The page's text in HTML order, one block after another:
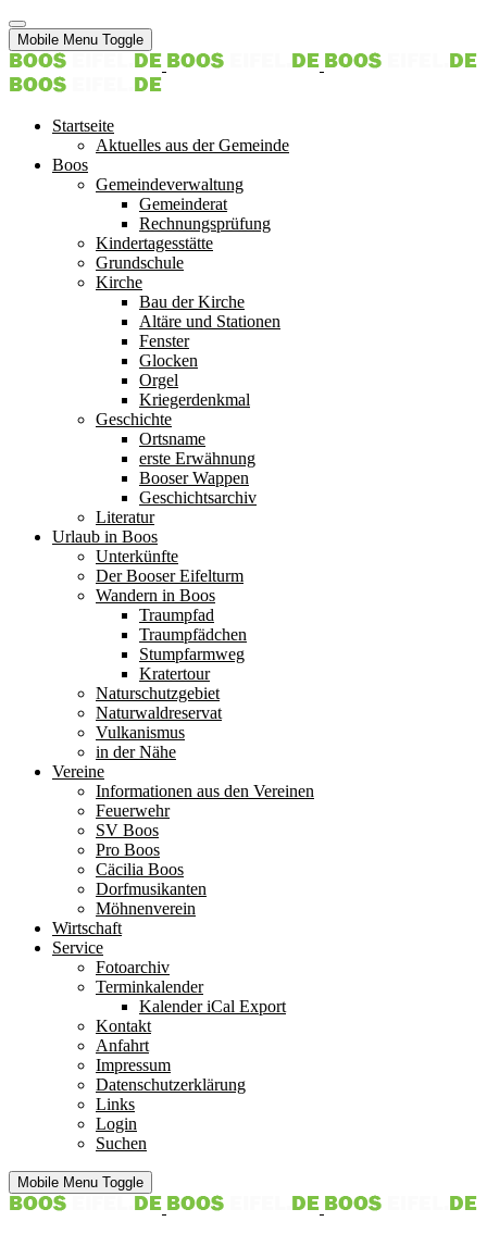
Mobile Menu Toggle
Startseite
Aktuelles aus der Gemeinde
Boos
Gemeindeverwaltung
Gemeinderat
Rechnungsprüfung
Kindertagesstätte
Grundschule
Kirche
Bau der Kirche
Altäre und Stationen
Fenster
Glocken
Orgel
Kriegerdenkmal
Geschichte
Ortsname
erste Erwähnung
Booser Wappen
Geschichtsarchiv
Literatur
Urlaub in Boos
Unterkünfte
Der Booser Eifelturm
Wandern in Boos
Traumpfad
Traumpfädchen
Stumpfarmweg
Kratertour
Naturschutzgebiet
Naturwaldreservat
Vulkanismus
in der Nähe
Vereine
Informationen aus den Vereinen
Feuerwehr
SV Boos
Pro Boos
Cäcilia Boos
Dorfmusikanten
Möhnenverein
Wirtschaft
Service
Fotoarchiv
Terminkalender
Kalender iCal Export
Kontakt
Anfahrt
Impressum
Datenschutzerklärung
Links
Login
Suchen
Mobile Menu Toggle